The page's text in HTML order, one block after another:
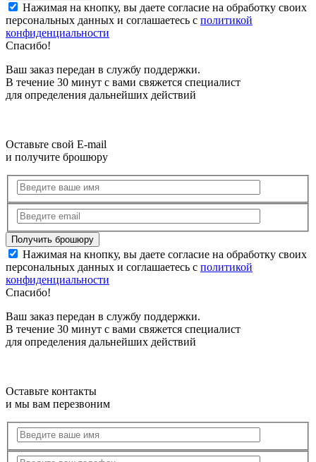
Нажимая на кнопку, вы даете согласие на обработку своих
персональных данных и соглашаетесь с политикой
конфиденциальности
Спасибо!
Ваш заказ передан в службу поддержки.
В течение 30 минут с вами свяжется специалист
для определения дальнейших действий
Оставьте свой E-mail
и получите брошюру
Нажимая на кнопку, вы даете согласие на обработку своих
персональных данных и соглашаетесь с политикой
конфиденциальности
Спасибо!
Ваш заказ передан в службу поддержки.
В течение 30 минут с вами свяжется специалист
для определения дальнейших действий
Оставьте контакты
и мы вам перезвоним